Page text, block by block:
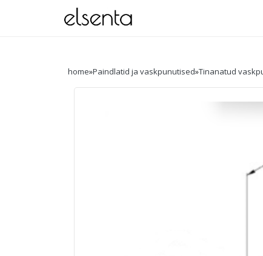
home»Paindlatid ja vaskpunutised»Tinanatud